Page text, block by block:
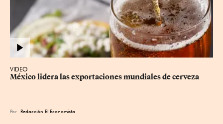
VIDEO
México lidera las exportaciones mundiales de cerveza
Por Redacción El Economista